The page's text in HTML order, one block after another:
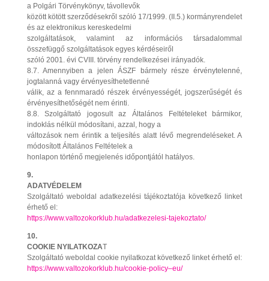
a Polgári Törvénykönyv, távollevők
között kötött szerződésekről szóló 17/1999. (II.5.) kormányrendelet
és az elektronikus kereskedelmi
szolgáltatások, valamint az információs társadalommal
összefüggő szolgáltatások egyes kérdéseiről
szóló 2001. évi CVIII. törvény rendelkezései irányadók.
8.7. Amennyiben a jelen ÁSZF bármely része érvénytelenné,
jogtalanná vagy érvényesíthetetlenné
válik, az a fennmaradó részek érvényességét, jogszerűségét és
érvényesíthetőségét nem érinti.
8.8. Szolgáltató jogosult az Általános Feltételeket bármikor,
indoklás nélkül módosítani, azzal, hogy a
változások nem érintik a teljesítés alatt lévő megrendeléseket. A
módosított Általános Feltételek a
honlapon történő megjelenés időpontjától hatályos.
9.
ADATVÉDELEM
Szolgáltató weboldal adatkezelési tájékoztatója következő linket
érhető el:
https://www.valtozokorklub.hu/adatkezelesi-tajekoztato/
10.
COOKIE NYILATKOZAT
Szolgáltató weboldal cookie nyilatkozat következő linket érhető el:
https://www.valtozokorklub.hu/cookie-policy–eu/